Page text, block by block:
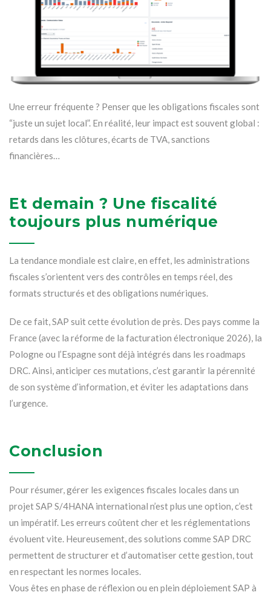
Une erreur fréquente ? Penser que les obligations fiscales sont
“juste un sujet local”. En réalité, leur impact est souvent global :
retards dans les clôtures, écarts de TVA, sanctions
financières…
Et demain ? Une fiscalité
toujours plus numérique
La tendance mondiale est claire, en effet, les administrations
fiscales s’orientent vers des contrôles en temps réel, des
formats structurés et des obligations numériques.
De ce fait, SAP suit cette évolution de près. Des pays comme la
France (avec la réforme de la facturation électronique 2026), la
Pologne ou l’Espagne sont déjà intégrés dans les roadmaps
DRC. Ainsi, anticiper ces mutations, c’est garantir la pérennité
de son système d’information, et éviter les adaptations dans
l’urgence.
Conclusion
Pour résumer, gérer les exigences fiscales locales dans un
projet SAP S/4HANA international n’est plus une option, c’est
un impératif. Les erreurs coûtent cher et les réglementations
évoluent vite. Heureusement, des solutions comme SAP DRC
permettent de structurer et d’automatiser cette gestion, tout
en respectant les normes locales.
Vous êtes en phase de réflexion ou en plein déploiement SAP à